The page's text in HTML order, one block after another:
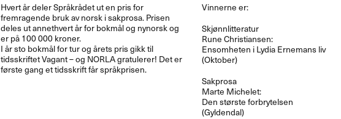
Hvert år deler Språkrådet ut en pris for
fremragende bruk av norsk i sakprosa. Prisen
deles ut annethvert år for bokmål og nynorsk og
er på 100 000 kroner.
I år sto bokmål for tur og årets pris gikk til
tidsskriftet Vagant – og NORLAgratulerer! Det er
første gang et tidsskrift får språkprisen.
Vinnerne er:
Skjønnlitteratur
Rune Christiansen:
Ensomheten i Lydia Ernemans liv
(Oktober)
Sakprosa
Marte Michelet:
Den største forbrytelsen
(Gyldendal)